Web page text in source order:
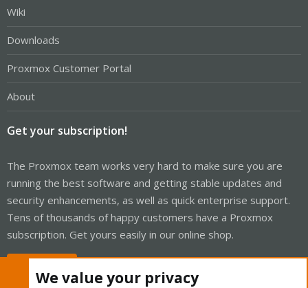
Wiki
Downloads
Proxmox Customer Portal
About
Get your subscription!
The Proxmox team works very hard to make sure you are
running the best software and getting stable updates and
security enhancements, as well as quick enterprise support.
Tens of thousands of happy customers have a Proxmox
subscription. Get yours easily in our online shop.
We value your privacy